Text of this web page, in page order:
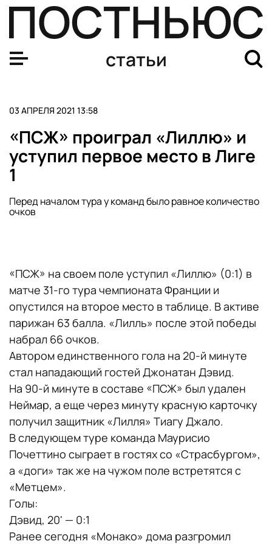
статьи
03 АПРЕЛЯ 2021 13:58
«ПСЖ» проиграл «Лиллю» и
уступил первое место в Лиге
1
Перед началом тура у команд было равное количество
очков
«ПСЖ» на своем поле уступил «Лиллю» (0:1) в
матче 31-го тура чемпионата Франции и
опустился на второе место в таблице. В активе
парижан 63 балла. «Лилль» после этой победы
набрал 66 очков.
Автором единственного гола на 20-й минуте
стал нападающий гостей Джонатан Дэвид.
На 90-й минуте в составе «ПСЖ» был удален
Неймар, а еще через минуту красную карточку
получил защитник «Лилля» Тиагу Джало.
В следующем туре команда Маурисио
Почеттино сыграет в гостях со «Страсбургом»,
а «доги» так же на чужом поле встретятся с
«Метцем».
Голы:
Дэвид, 20' — 0:1
Ранее сегодня «Монако» дома разгромил
В океане спутника Сатурна Энцелада могут